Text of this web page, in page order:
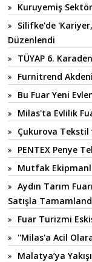
Kuruyemiş
Silifke'de
Düzenlendi
TÜYAP 6.
Furnitrend
Bu Fuar Yeni
Milas'ta Evlilik
Çukurova Tekstil
PENTEX Penye
Mutfak
Aydın Tarım
Satışla
Fuar Turizmi
''Milas'a Acil
Malatya’ya